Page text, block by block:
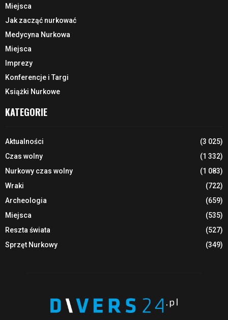
Miejsca
Jak zacząć nurkować
Medycyna Nurkowa
Miejsca
Imprezy
Konferencje i Targi
Książki Nurkowe
KATEGORIE
Aktualności
(3 025)
Czas wolny
(1 332)
Nurkowy czas wolny
(1 083)
Wraki
(722)
Archeologia
(659)
Miejsca
(535)
Reszta świata
(527)
Sprzęt Nurkowy
(349)